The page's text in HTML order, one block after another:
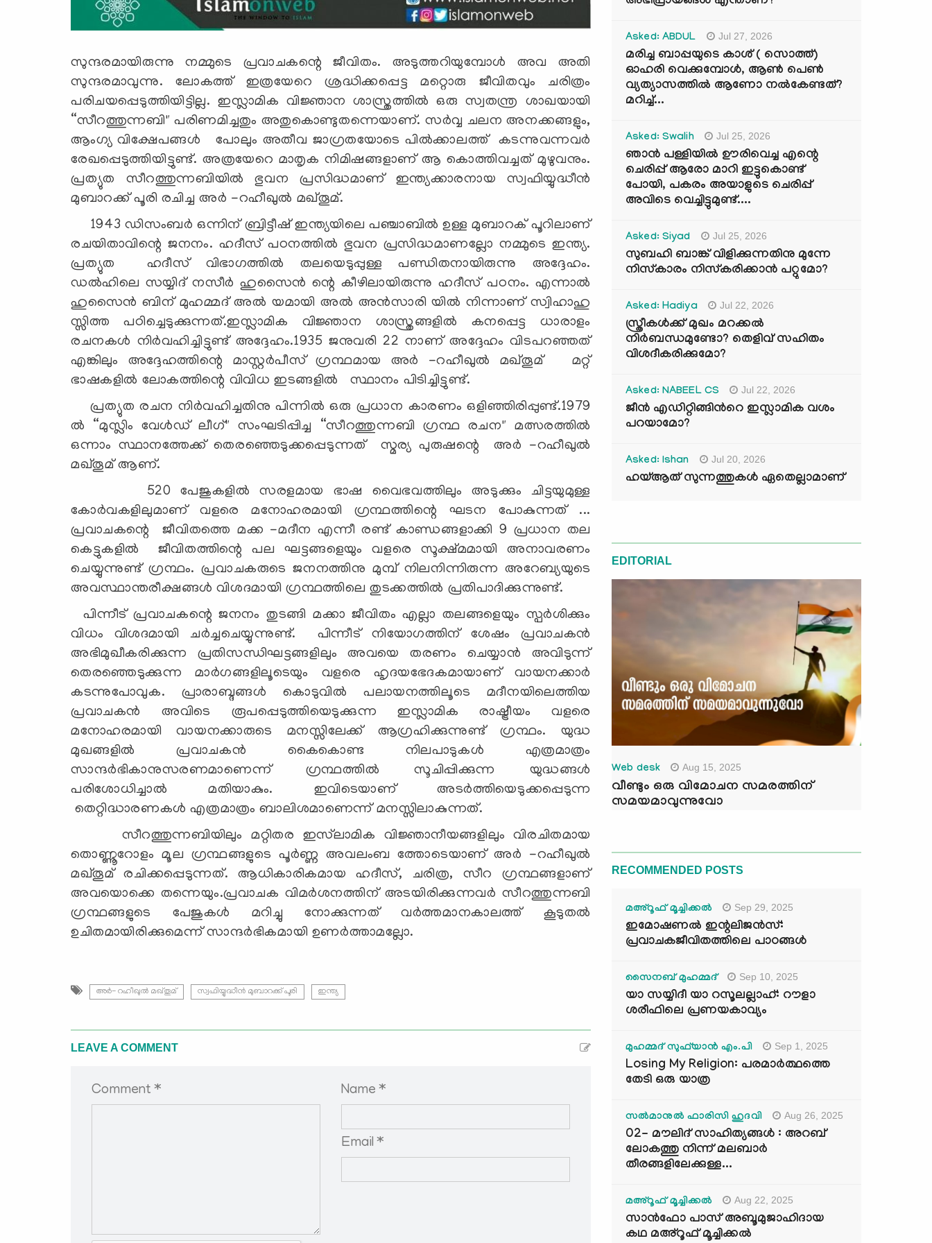
സുന്ദരമായിരുന്നു നമ്മുടെ പ്രവാചകന്റെ ജീവിതം. അടുത്തറിയുമ്പോൾ അവ അതി
സുന്ദരമാവുന്നു. ലോകത്ത് ഇത്രയേറെ ശ്രദ്ധിക്കപ്പെട്ട മറ്റൊരു ജീവിതവും ചരിത്രം
പരിചയപ്പെടുത്തിയിട്ടില്ല. ഇസ്ലാമിക വിജ്ഞാന ശാസ്ത്രത്തിൽ ഒരു സ്വതന്ത്ര ശാഖയായി
“സീറത്തുന്നബി" പരിണമിച്ചതും അതുകൊണ്ടുതന്നെയാണ്. സർവ്വ ചലന അനക്കങ്ങളും,
ആംഗ്യ വിക്ഷേപങ്ങൾ പോലും അതീവ ജാഗ്രതയോടെ പിൽക്കാലത്ത് കടന്നുവന്നവർ
രേഖപ്പെടുത്തിയിട്ടുണ്ട്. അത്രയേറെ മാതൃക നിമിഷങ്ങളാണ് ആ കൊത്തിവച്ചത് മുഴുവനും.
പ്രത്യുത സീറത്തുന്നബിയിൽ ഭുവന പ്രസിദ്ധമാണ് ഇന്ത്യക്കാരനായ സ്വഫിയ്യുദ്ധീൻ
മുബാറക്ക് പൂരി രചിച്ച അർ -റഹീഖുൽ മഖ്തൂമ്.
1943 ഡിസംബർ ഒന്നിന് ബ്രിട്ടീഷ് ഇന്ത്യയിലെ പഞ്ചാബിൽ ഉള്ള മുബാറക് പൂറിലാണ്
രചയിതാവിന്റെ ജനനം. ഹദീസ് പഠനത്തിൽ ഭുവന പ്രസിദ്ധമാണല്ലോ നമ്മുടെ ഇന്ത്യ.
പ്രത്യുത ഹദീസ് വിഭാഗത്തിൽ തലയെടുപ്പുള്ള പണ്ഡിതനായിരുന്നു അദ്ദേഹം.
ഡൽഹിലെ സയ്യിദ് നസീർ ഹുസൈൻ ന്റെ കീഴിലായിരുന്നു ഹദീസ് പഠനം. എന്നാൽ
ഹുസൈൻ ബിന് മുഹമ്മദ്‌ അൽ യമായി അൽ അൻസാരി യിൽ നിന്നാണ് സ്വിഹാഹു
സ്സിത്ത പഠിച്ചെടുക്കുന്നത്.ഇസ്ലാമിക വിജ്ഞാന ശാസ്ത്രങ്ങളിൽ കനപ്പെട്ട ധാരാളം
രചനകൾ നിർവഹിച്ചിട്ടുണ്ട് അദ്ദേഹം.1935 ജനുവരി 22 നാണ് അദ്ദേഹം വിടപറഞ്ഞത്
എങ്കിലും അദ്ദേഹത്തിന്റെ മാസ്റ്റർപീസ് ഗ്രന്ഥമായ അർ -റഹീഖുൽ മഖ്തൂമ് മറ്റ്
ഭാഷകളിൽ ലോകത്തിന്റെ വിവിധ ഇടങ്ങളിൽ സ്ഥാനം പിടിച്ചിട്ടുണ്ട്.
പ്രത്യുത രചന നിർവഹിച്ചതിനു പിന്നിൽ ഒരു പ്രധാന കാരണം ഒളിഞ്ഞിരിപ്പുണ്ട്.1979
ൽ “മുസ്ലിം വേൾഡ് ലീഗ്" സംഘടിപ്പിച്ച “സീറത്തുന്നബി ഗ്രന്ഥ രചന" മത്സരത്തിൽ
ഒന്നാം സ്ഥാനത്തേക്ക് തെരഞ്ഞെടുക്കപ്പെടുന്നത് സ്മര്യ പുരുഷന്റെ അർ -റഹീഖുൽ
മഖ്തൂമ് ആണ്.
520 പേജുകളിൽ സരളമായ ഭാഷ വൈഭവത്തിലും അടുക്കും ചിട്ടയുമുള്ള
കോർവകളിലുമാണ് വളരെ മനോഹരമായി ഗ്രന്ഥത്തിന്റെ ഘടന പോകുന്നത് ...
പ്രവാചകന്റെ ജീവിതത്തെ മക്ക -മദീന എന്നീ രണ്ട് കാണ്ഡങ്ങളാക്കി 9 പ്രധാന തല
കെട്ടുകളിൽ ജീവിതത്തിന്റെ പല ഘട്ടങ്ങളെയും വളരെ സൂക്ഷ്മമായി അനാവരണം
ചെയ്യുന്നുണ്ട് ഗ്രന്ഥം. പ്രവാചകരുടെ ജനനത്തിനു മുമ്പ് നിലനിന്നിരുന്ന അറേബ്യയുടെ
അവസ്ഥാന്തരീക്ഷങ്ങൾ വിശദമായി ഗ്രന്ഥത്തിലെ തുടക്കത്തിൽ പ്രതിപാദിക്കുന്നുണ്ട്.
പിന്നീട് പ്രവാചകന്റെ ജനനം തുടങ്ങി മക്കാ ജീവിതം എല്ലാ തലങ്ങളെയും സ്പർശിക്കും
വിധം വിശദമായി ചർച്ചചെയ്യുന്നുണ്ട്. പിന്നീട് നിയോഗത്തിന് ശേഷം പ്രവാചകൻ
അഭിമുഖീകരിക്കുന്ന പ്രതിസന്ധിഘട്ടങ്ങളിലും അവയെ തരണം ചെയ്യാൻ അവിടുന്ന്
തെരഞ്ഞെടുക്കുന്ന മാർഗങ്ങളിലൂടെയും വളരെ ഹൃദയഭേദകമായാണ് വായനക്കാർ
കടന്നുപോവുക. പ്രാരാബ്ദങ്ങൾ കൊടുവിൽ പലായനത്തിലൂടെ മദീനയിലെത്തിയ
പ്രവാചകൻ അവിടെ രൂപപ്പെടുത്തിയെടുക്കുന്ന ഇസ്ലാമിക രാഷ്ട്രീയം വളരെ
മനോഹരമായി വായനക്കാരുടെ മനസ്സിലേക്ക് ആഗ്രഹിക്കുന്നുണ്ട് ഗ്രന്ഥം. യുദ്ധ
മുഖങ്ങളിൽ പ്രവാചകൻ കൈകൊണ്ട നിലപാടുകൾ എത്രമാത്രം
സാന്ദർഭികാനുസരണമാണെന്ന് ഗ്രന്ഥത്തിൽ സൂചിപ്പിക്കുന്ന യുദ്ധങ്ങൾ
പരിശോധിച്ചാൽ മതിയാകും. ഇവിടെയാണ് അടർത്തിയെടുക്കപ്പെടുന്ന
തെറ്റിദ്ധാരണകൾ എത്രമാത്രം ബാലിശമാണെന്ന് മനസ്സിലാകുന്നത്.
സീറത്തുന്നബിയിലും മറ്റിതര ഇസ്‌ലാമിക വിജ്ഞാനീയങ്ങളിലും വിരചിതമായ
തൊണ്ണൂറോളം മൂല ഗ്രന്ഥങ്ങളുടെ പൂർണ്ണ അവലംബ ത്തോടെയാണ് അർ -റഹീഖുൽ
മഖ്തൂമ് രചിക്കപ്പെടുന്നത്. ആധികാരികമായ ഹദീസ്, ചരിത്ര, സീറ ഗ്രന്ഥങ്ങളാണ്
അവയൊക്കെ തന്നെയും.പ്രവാചക വിമർശനത്തിന് അടയിരിക്കുന്നവർ സീറത്തുന്നബി
ഗ്രന്ഥങ്ങളുടെ പേജുകൾ മറിച്ചു നോക്കുന്നത് വർത്തമാനകാലത്ത് കൂടുതൽ
ഉചിതമായിരിക്കുമെന്ന് സാന്ദർഭികമായി ഉണർത്താമല്ലോ.
അർ- റഹീഖുൽ മഖ്തൂമ് സ്വഫിയ്യുദ്ധീൻ മുബാറക്ക് പൂരി ഇന്ത്യ
LEAVE A COMMENT
Comment * Name *
Email *
Asked: ABDUL Jul 27, 2026
മരിച്ച ബാപ്പയുടെ കാശ് ( സൊത്ത്)
ഓഹരി വെക്കുമ്പോൾ, ആണ്‍ പെണ്‍
വ്യത്യാസത്തില്‍ ആണോ നല്‍കേണ്ടത്?
മറിച്ച്...
Asked: Swalih Jul 25, 2026
ഞാൻ പള്ളിയിൽ ഊരിവെച്ച എന്റെ
ചെരിപ്പ് ആരോ മാറി ഇട്ടുകൊണ്ട്
പോയി, പകരം അയാളുടെ ചെരിപ്പ്
അവിടെ വെച്ചിട്ടുമുണ്ട്....
Asked: Siyad Jul 25, 2026
സുബഹി ബാങ്ക് വിളിക്കുന്നതിനു മുന്നേ
നിസ്കാരം നിസ്കരിക്കാൻ പറ്റുമോ?
Asked: Hadiya Jul 22, 2026
സ്ത്രീകൾക്ക് മുഖം മറക്കൽ
നിർബന്ധമുണ്ടോ? തെളിവ് സഹിതം
വിശദീകരിക്കുമോ?
Asked: NABEEL CS Jul 22, 2026
ജീൻ എഡിറ്റിങ്ങിന്‍റെ ഇസ്ലാമിക വശം
പറയാമോ?
Asked: Ishan Jul 20, 2026
ഹയ്ആത് സുന്നത്തുകൾ ഏതെല്ലാമാണ്
EDITORIAL
Web desk Aug 15, 2025
വീണ്ടും ഒരു വിമോചന സമരത്തിന്
സമയമാവുന്നുവോ
RECOMMENDED POSTS
മഅ്റൂഫ് മൂച്ചിക്കല്‍ Sep 29, 2025
ഇമോഷണൽ ഇന്റലിജൻസ്:
പ്രവാചകജീവിതത്തിലെ പാഠങ്ങൾ
സൈനബ് മുഹമ്മദ് Sep 10, 2025
യാ സയ്യിദീ യാ റസൂലല്ലാഹ്: റൗളാ
ശരീഫിലെ പ്രണയകാവ്യം
മുഹമ്മദ് സുഫ്‌യാൻ എം.പി Sep 1, 2025
Losing My Religion: പരമാർത്ഥത്തെ
തേടി ഒരു യാത്ര
സൽമാനുൽ ഫാരിസി ഹുദവി Aug 26, 2025
02- മൗലിദ് സാഹിത്യങ്ങൾ : അറബ്
ലോകത്തു നിന്ന് മലബാർ
തീരങ്ങളിലേക്കുള്ള...
മഅ്റൂഫ് മൂച്ചിക്കല്‍ Aug 22, 2025
സാൻഫോ പാസ് അബൂമുജാഹിദായ
കഥ മഅ്റൂഫ് മൂച്ചിക്കല്‍